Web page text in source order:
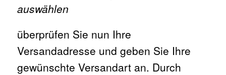
auswählen
überprüfen Sie nun Ihre
Versandadresse und geben Sie Ihre
gewünschte Versandart an. Durch